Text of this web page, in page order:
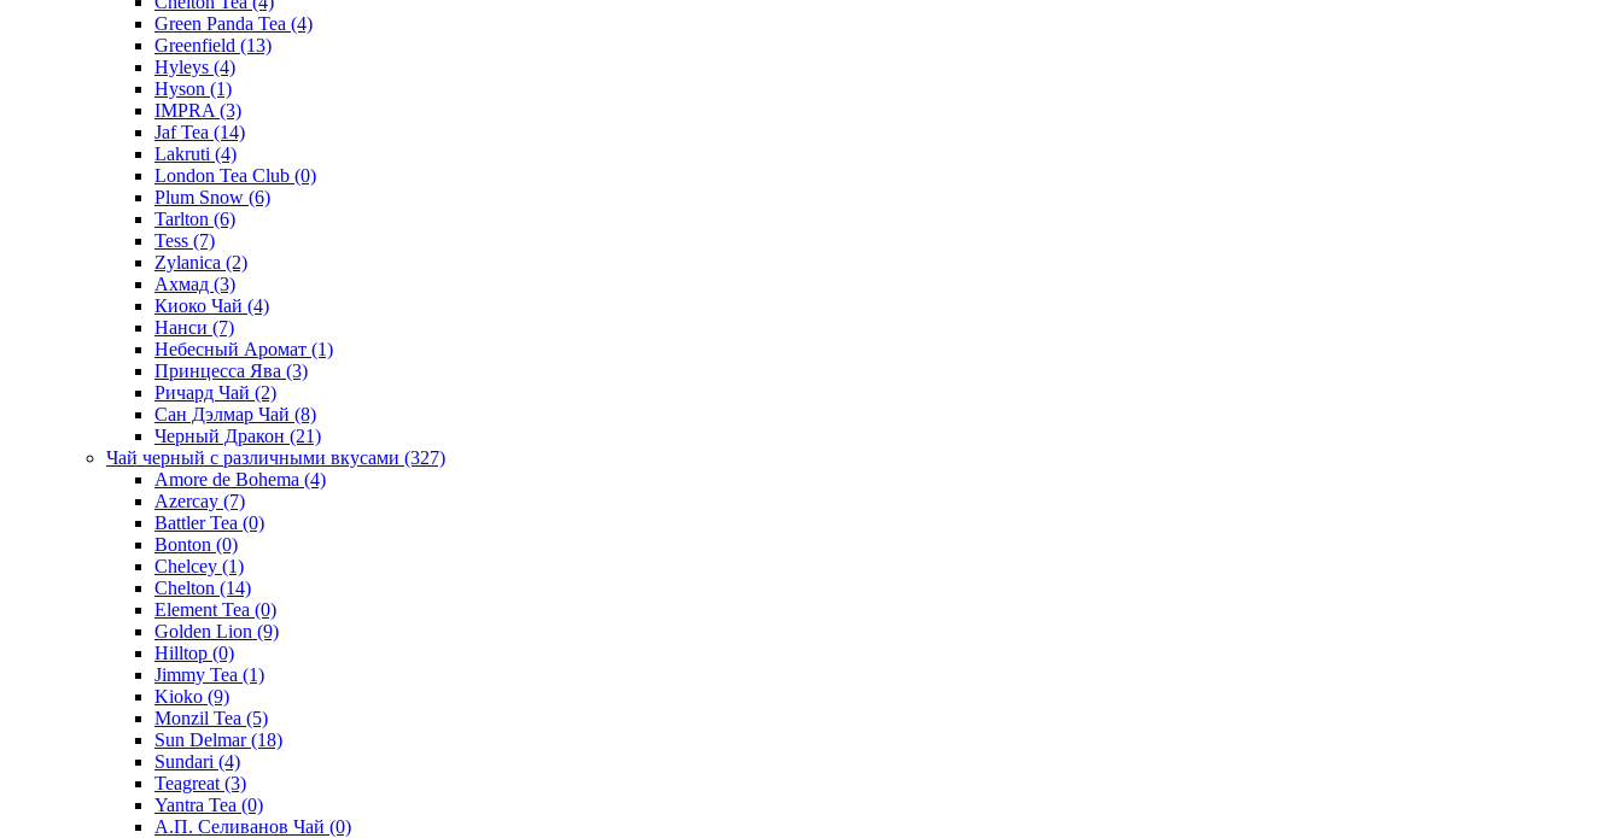
Green Panda Tea (4)
Greenfield (13)
Hyleys (4)
Hyson (1)
IMPRA (3)
Jaf Tea (14)
Lakruti (4)
London Tea Club (0)
Plum Snow (6)
Tarlton (6)
Tess (7)
Zylanica (2)
Ахмад (3)
Киоко Чай (4)
Нанси (7)
Небесный Аромат (1)
Принцесса Ява (3)
Ричард Чай (2)
Сан Дэлмар Чай (8)
Черный Дракон (21)
Чай черный с различными вкусами (327)
Amore de Bohema (4)
Azercay (7)
Battler Tea (0)
Bonton (0)
Chelcey (1)
Chelton (14)
Element Tea (0)
Golden Lion (9)
Hilltop (0)
Jimmy Tea (1)
Kioko (9)
Monzil Tea (5)
Sun Delmar(18)
Sundari (4)
Teagreat (3)
Yantra Tea (0)
А.П. Селиванов Чай (0)